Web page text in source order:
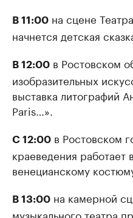
В 11:00 на сцене
начнется детская
В 12:00 в Ростовском
изобразительных
выставка литографий
Paris…».
С 12:00 в Ростовском
краеведения работает
венецианскому
В 13:00 на камерной
музыкального театра